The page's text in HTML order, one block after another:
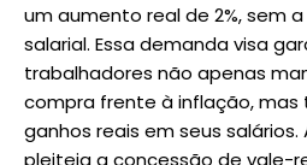
um aumento real de 2%, sem
salarial. Essa demanda visa
trabalhadores não apenas
compra frente à inflação,
ganhos reais em seus
pleiteia a concessão de vale-